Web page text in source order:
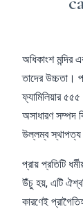
অধিকাংশ মন্দির
তাদের উচ্চতা।
ফ্যামিলিয়ার
অসাধারণ সম্পদ
উল্লম্ব স্থাপত্য
প্রায় প্রতিটি
উঁচু হয়, এটি
কারণেই